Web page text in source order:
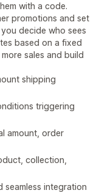
with a code.
promotions and set
decide who sees
based on a fixed
sales and build
shipping
triggering
amount, order
collection,
seamless integration